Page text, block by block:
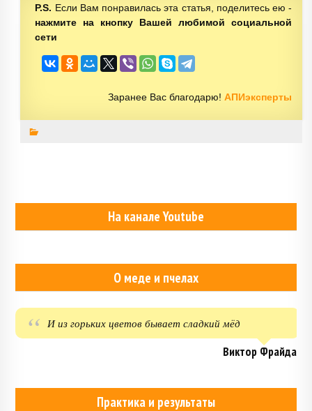
P.S. Если Вам понравилась эта статья, поделитесь ею -
нажмите на кнопку Вашей любимой социальной
сети
Заранее Вас благодарю! АПИэксперты
На канале Youtube
О меде и пчелах
И из горьких цветов бывает сладкий мёд
Виктор Фрайда
Практика и результаты